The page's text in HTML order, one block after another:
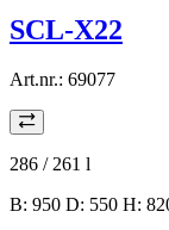
SCL-X22
Art.nr.: 69077
286 / 261 l
B: 950 D: 550 H: